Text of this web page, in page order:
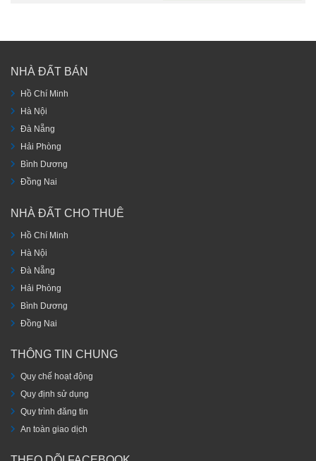
NHÀ ĐẤT BÁN
Hồ Chí Minh
Hà Nội
Đà Nẵng
Hải Phòng
Bình Dương
Đồng Nai
NHÀ ĐẤT CHO THUÊ
Hồ Chí Minh
Hà Nội
Đà Nẵng
Hải Phòng
Bình Dương
Đồng Nai
THÔNG TIN CHUNG
Quy chế hoạt động
Quy định sử dụng
Quy trình đăng tin
An toàn giao dịch